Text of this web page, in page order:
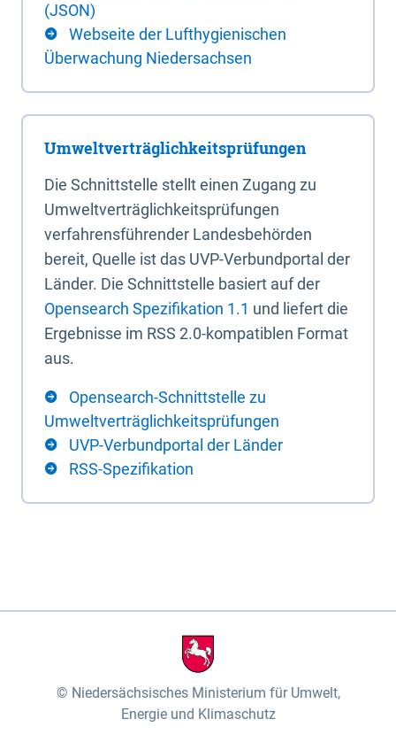
(JSON)
Webseite der Lufthygienischen
Überwachung Niedersachsen
Umweltverträglichkeitsprüfungen
Die Schnittstelle stellt einen Zugang zu
Umweltverträglichkeitsprüfungen
verfahrensführender Landesbehörden
bereit, Quelle ist das UVP-Verbundportal der
Länder. Die Schnittstelle basiert auf der
Opensearch Spezifikation 1.1 und liefert die
Ergebnisse im RSS 2.0-kompatiblen Format
aus.
Opensearch-Schnittstelle zu
Umweltverträglichkeitsprüfungen
UVP-Verbundportal der Länder
RSS-Spezifikation
Niedersächsisches Ministerium für Umwelt,
Energie und Klimaschutz